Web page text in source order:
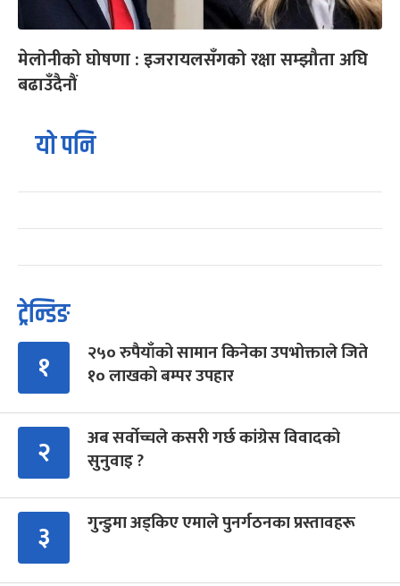
मेलोनीको घोषणा : इजरायलसँगको रक्षा सम्झौता अघि
बढाउँदैनौं
यो पनि
ट्रेन्डिङ
१
२५० रुपैयाँको सामान किनेका उपभोक्ताले जिते
१० लाखको बम्पर उपहार
२
अब सर्वोच्चले कसरी गर्छ कांग्रेस विवादको
सुनुवाइ ?
३ गुन्डुमा अड्किए एमाले पुनर्गठनका प्रस्तावहरू